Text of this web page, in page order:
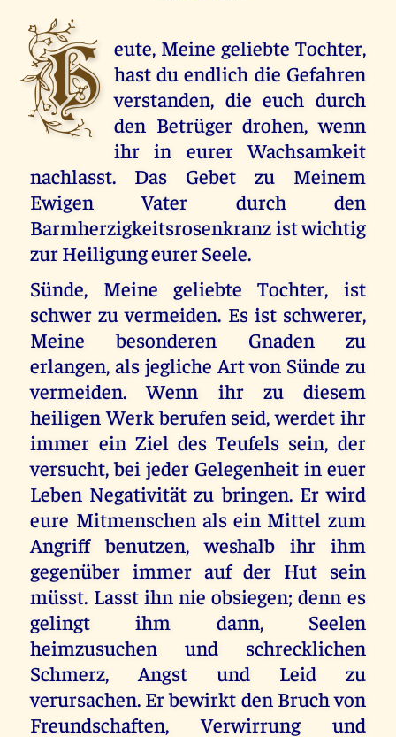
H eute, Meine geliebte Tochter,
hast du endlich die Gefahren
verstanden, die euch durch
den Betrüger drohen, wenn
ihr in eurer Wachsamkeit
nachlasst. Das Gebet zu Meinem
Ewigen Vater durch den
Barmherzigkeitsrosenkranz ist wichtig
zur Heiligung eurer Seele.
Sünde, Meine geliebte Tochter, ist
schwer zu vermeiden. Es ist schwerer,
Meine besonderen Gnaden zu
erlangen, als jegliche Art von Sünde zu
vermeiden. Wenn ihr zu diesem
heiligen Werk berufen seid, werdet ihr
immer ein Ziel des Teufels sein, der
versucht, bei jeder Gelegenheit in euer
Leben Negativität zu bringen. Er wird
eure Mitmenschen als ein Mittel zum
Angriff benutzen, weshalb ihr ihm
gegenüber immer auf der Hut sein
müsst. Lasst ihn nie obsiegen; denn es
gelingt ihm dann, Seelen
heimzusuchen und schrecklichen
Schmerz, Angst und Leid zu
verursachen. Er bewirkt den Bruch von
Freundschaften, Verwirrung und